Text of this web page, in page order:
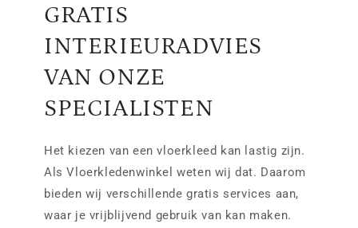
GRATIS
INTERIEURADVIES
VAN ONZE
SPECIALISTEN
Het kiezen van een vloerkleed kan lastig zijn.
Als Vloerkledenwinkel weten wij dat. Daarom
bieden wij verschillende gratis services aan,
waar je vrijblijvend gebruik van kan maken.